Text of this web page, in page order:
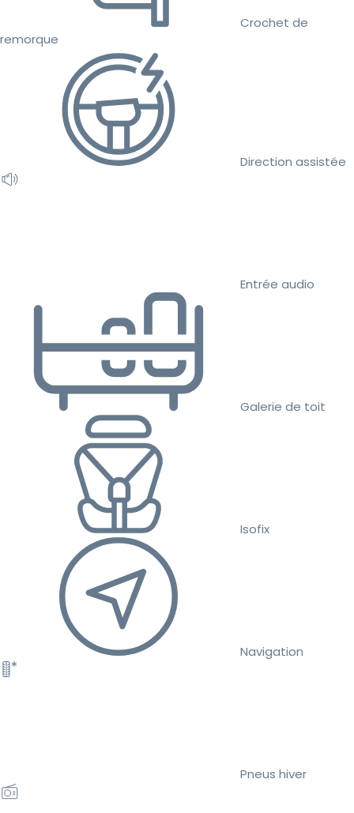
Crochet de
remorque
Direction assistée
Entrée audio
Galerie de toit
Isofix
Navigation
Pneus hiver